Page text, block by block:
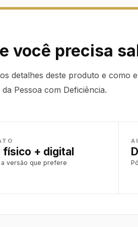
você precisa
detalhes deste produto e como
Pessoa com Deficiência.
físico + digital
a versão que prefere